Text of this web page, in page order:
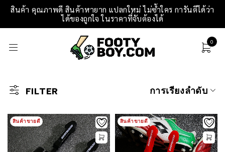
สินค้า คุณภาพดี สินค้าหายาก แปลกใหม่ ไม่ซ้ำใคร การันตีได้ว่า
ได้ของถูกใจ ในราคาที่จับต้องได้
0
FILTER การเรียงลำดับ
สินค้าขายดี สินค้าขายดี